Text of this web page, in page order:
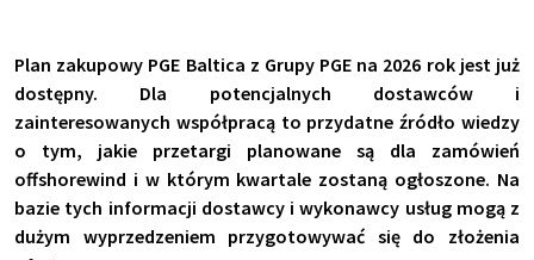
Plan zakupowy PGE Baltica z Grupy PGE na 2026 rok jest już
dostępny. Dla potencjalnych dostawców i
zainteresowanych współpracą to przydatne źródło wiedzy
o tym, jakie przetargi planowane są dla zamówień
offshorewind i w którym kwartale zostaną ogłoszone. Na
bazie tych informacji dostawcy i wykonawcy usług mogą z
dużym wyprzedzeniem przygotowywać się do złożenia